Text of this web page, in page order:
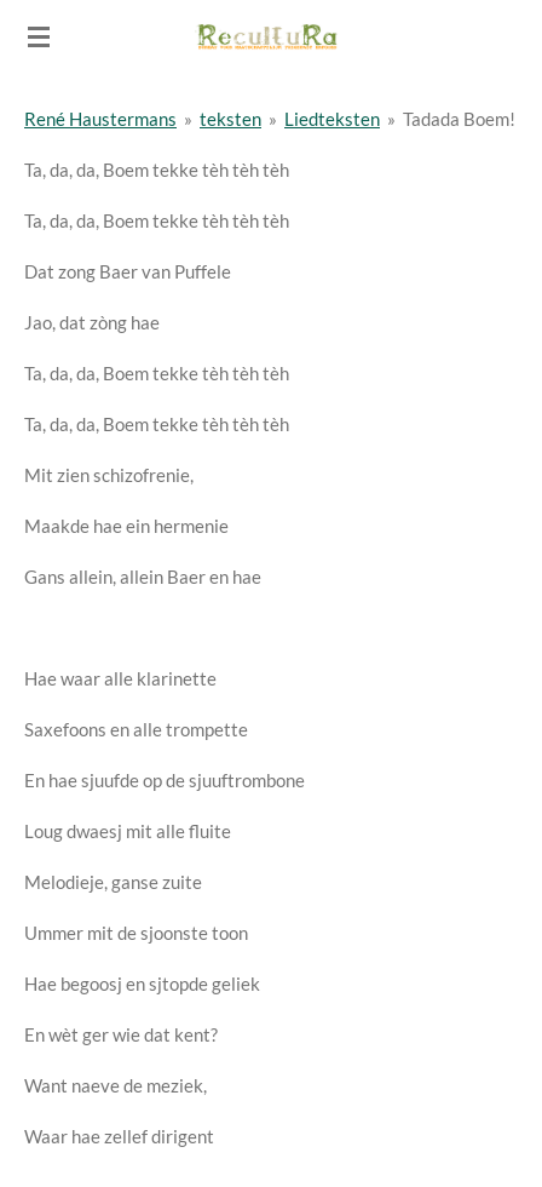
Ga
deRené Haustermans » teksten » Liedteksten » Tadada Boem!
Ta, da, da, Boem tekke tèh tèh tèh
Ta, da, da, Boem tekke tèh tèh tèh
Dat zong Baer van Puffele
Jao, dat zòng hae
Ta, da, da, Boem tekke tèh tèh tèh
Ta, da, da, Boem tekke tèh tèh tèh
Mit zien schizofrenie,
Maakde hae ein hermenie
Gans allein, allein Baer en hae
Hae waar alle klarinette
Saxefoons en alle trompette
En hae sjuufde op de sjuuftrombone
Loug dwaesj mit alle fluite
Melodieje, ganse zuite
Ummer mit de sjoonste toon
Hae begoosj en sjtopde geliek
En wèt ger wie dat kent?
Want naeve de meziek,
Waar hae zellef dirigent